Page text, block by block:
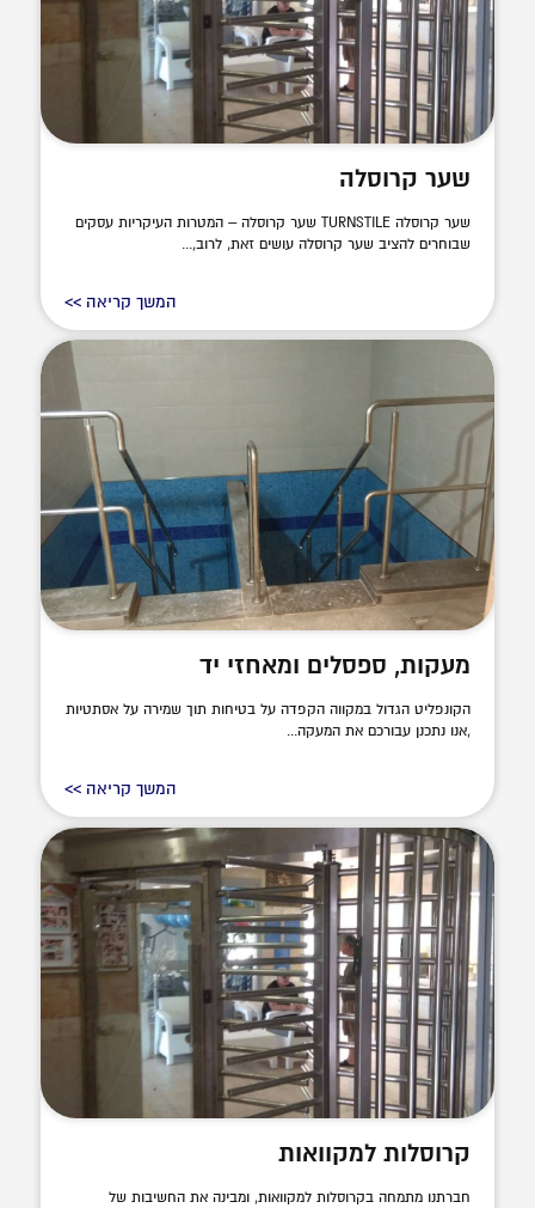
שער קרוסלה
שער קרוסלה TURNSTILE שער קרוסלה – המטרות העיקריות עסקים
שבוחרים להציב שער קרוסלה עושים זאת, לרוב,...
המשך קריאה >>
מעקות, ספסלים ומאחזי יד
הקונפליט הגדול במקווה הקפדה על בטיחות תוך שמירה על אסתטיות
,אנו נתכנן עבורכם את המעקה...
המשך קריאה >>
קרוסלות למקוואות
חברתנו מתמחה בקרוסלות למקוואות, ומבינה את החשיבות של